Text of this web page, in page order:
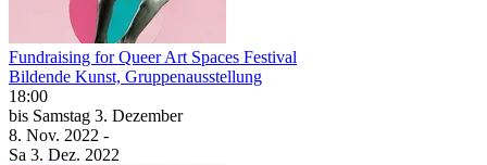
Fundraising for Queer Art Spaces Festival
Bildende Kunst, Gruppenausstellung
18:00
bis Samstag 3. Dezember
8. Nov. 2022 -
Sa 3. Dez. 2022